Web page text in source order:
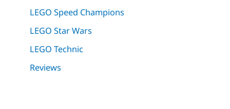
LEGO Speed Champions
LEGO Star Wars
LEGO Technic
Reviews